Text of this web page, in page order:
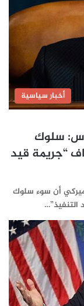
أخبار سياسية
سلوك
“جريمة قيد
أن سوء سلوك